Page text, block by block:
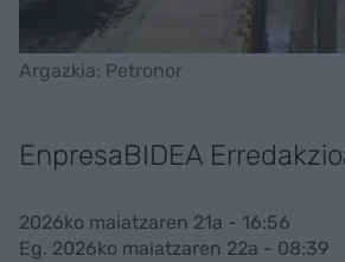
Argazkia: Petronor
EnpresaBIDEA
2026ko maiatzaren 21a - 16:56
Eg. 2026ko maiatzaren 22a - 08:39